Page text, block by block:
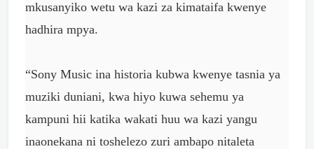
mkusanyiko wetu wa kazi za kimataifa kwenye
hadhira mpya.
“Sony Music ina historia kubwa kwenye tasnia ya
muziki duniani, kwa hiyo kuwa sehemu ya
kampuni hii katika wakati huu wa kazi yangu
inaonekana ni toshelezo zuri ambapo nitaleta